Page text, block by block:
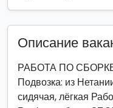
Описание
РАБОТА ПО
Подвозка: из
сидячая, лёгкая